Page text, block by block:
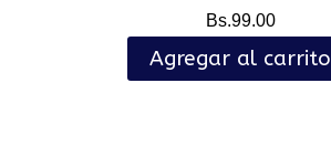
Bs.99.00
Agregar al carrito